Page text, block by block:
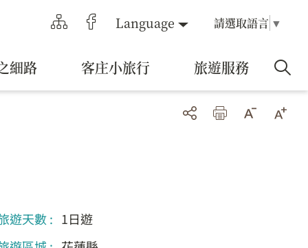
Language 請選取語言 ▼
細路 客庄小旅行 旅遊服務
遊天數 : 1日遊